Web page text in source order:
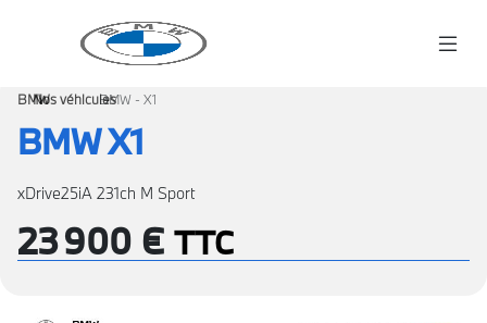
BMW
›
Nos véhicules
›
BMW - X1
BMW X1
xDrive25iA 231ch M Sport
23 900 € TTC